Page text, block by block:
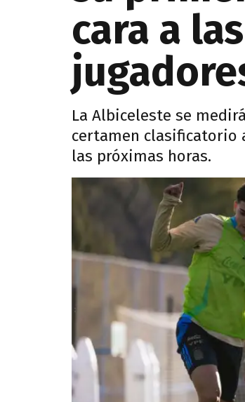
cara a
La Albiceleste se
certamen clasificatorio
las próximas horas.